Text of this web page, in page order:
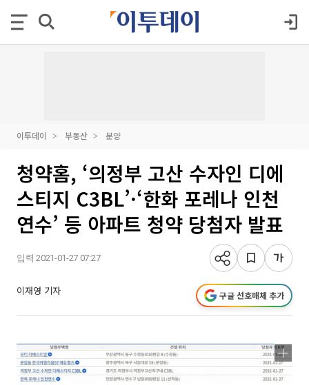
이투데이 부동산 분양
청약홈, ‘의정부 고산 수자인 디에
스티지 C3BL’·‘한화 포레나 인천
연수’ 등 아파트 청약 당첨자 발표
입력 2021-01-27 07:27
이재영 기자 구글 선호매체 추가